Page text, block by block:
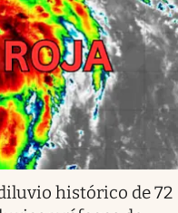
histórico de 72